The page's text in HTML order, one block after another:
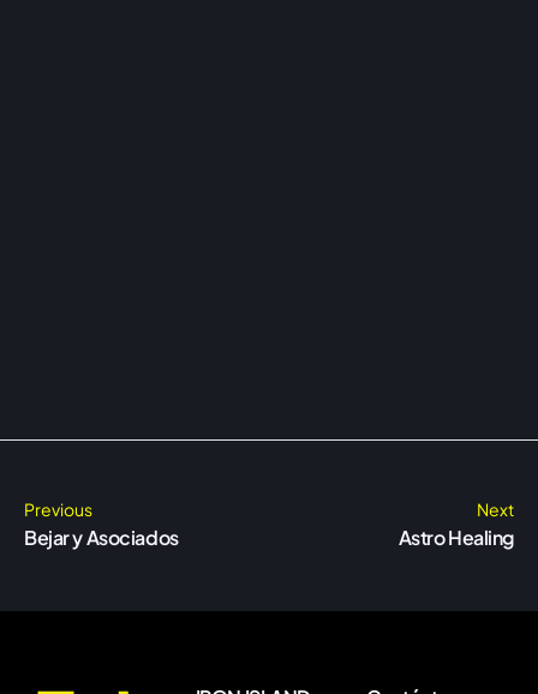
Previous
Bejar y Asociados
Next
Astro Healing